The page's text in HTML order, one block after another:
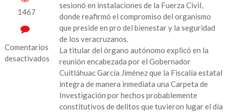
1467
Comentarios
desactivados
sesionó en instalaciones de la Fuerza Civil,
donde reafirmó el compromiso del organismo
que preside en pro del bienestar y la seguridad
de los veracruzanos.
La titular del órgano autónomo explicó en la
reunión encabezada por el Gobernador
Cuitláhuac García Jiménez que la Fiscalía estatal
integra de manera inmediata una Carpeta de
Investigación por hechos probablemente
constitutivos de delitos que tuvieron lugar el día